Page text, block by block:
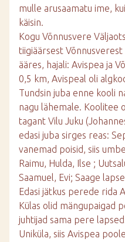
mulle arusaamatu ime,
käisin.
Kogu Võnnusvere
tiigiäärsest
ääres, hajali: Avispea ja
0,5 km, Avispeal oli
Tundsin juba enne kooli
nagu lähemale. Koolitee
tagant Vilu Juku
edasi juba sirges reas:
vanemad poisid, siis
Raimu, Hulda, Ilse ;
Saamuel, Evi; Saage
Edasi jätkus perede rida
Külas olid mängupaigad
juhtijad sama pere
Uniküla, siis Avispea